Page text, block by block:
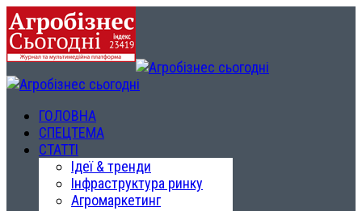
ГОЛОВНА
СПЕЦТЕМА
СТАТТІ
Ідеї & тренди
Інфраструктура ринку
Агромаркетинг